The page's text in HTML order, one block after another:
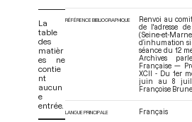
La
table
des
matièr
es ne
contie
nt
aucun
e
entrée.
RÉFÉRENCE BIBLIOGRAPHIQUE
Renvoi au
de l'adresse
(Seine-et-
d’inhumation
séance du 12
Archives
Française —
XCII - Du 1er
juin au 8
Françoise
LANGUE PRINCIPALE Français